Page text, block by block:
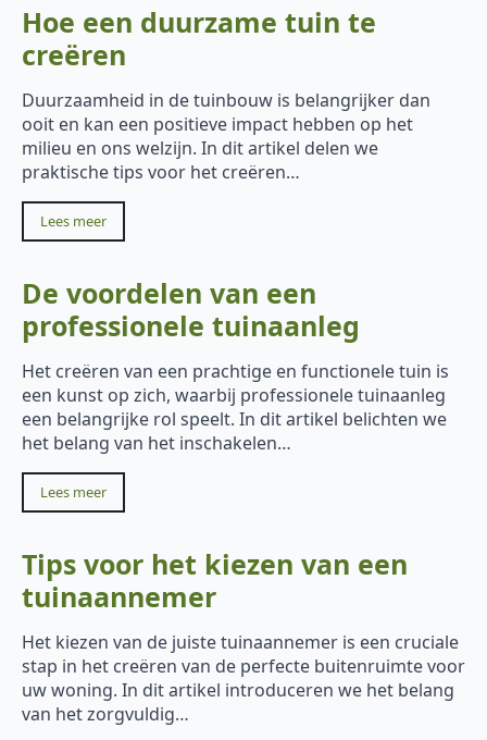
Hoe een duurzame tuin te
creëren
Duurzaamheid in de tuinbouw is belangrijker dan
ooit en kan een positieve impact hebben op het
milieu en ons welzijn. In dit artikel delen we
praktische tips voor het creëren…
Lees meer
De voordelen van een
professionele tuinaanleg
Het creëren van een prachtige en functionele tuin is
een kunst op zich, waarbij professionele tuinaanleg
een belangrijke rol speelt. In dit artikel belichten we
het belang van het inschakelen…
Lees meer
Tips voor het kiezen van een
tuinaannemer
Het kiezen van de juiste tuinaannemer is een cruciale
stap in het creëren van de perfecte buitenruimte voor
uw woning. In dit artikel introduceren we het belang
van het zorgvuldig…